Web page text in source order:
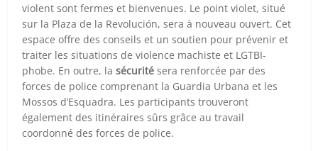
violent sont fermes et bienvenues. Le point violet, situé
sur la Plaza de la Revolución, sera à nouveau ouvert. Cet
espace offre des conseils et un soutien pour prévenir et
traiter les situations de violence machiste et LGTBI-
phobe. En outre, lasécurité sera renforcée par des
forces de police comprenant la Guardia Urbana et les
Mossos d’Esquadra. Les participants trouveront
également des itinéraires sûrs grâce au travail
coordonné des forces de police.